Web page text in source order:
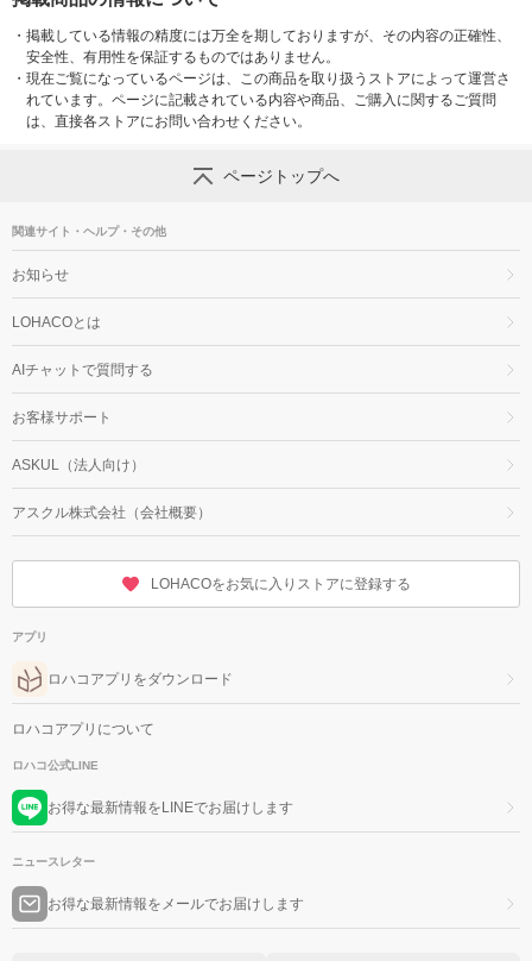
・ 掲載している情報の精度には万全を期しておりますが、その内容の正確性、
安全性、有用性を保証するものではありません。
・ 現在ご覧になっているページは、この商品を取り扱うストアによって運営さ
れています。ページに記載されている内容や商品、ご購入に関するご質問
は、直接各ストアにお問い合わせください。
ページトップへ
関連サイト・ヘルプ・その他
お知らせ
LOHACOとは
AIチャットで質問する
お客様サポート
ASKUL（法人向け）
アスクル株式会社（会社概要）
LOHACOをお気に入りストアに登録する
アプリ
ロハコアプリをダウンロード
ロハコアプリについて
ロハコ公式LINE
お得な最新情報をLINEでお届けします
ニュースレター
お得な最新情報をメールでお届けします